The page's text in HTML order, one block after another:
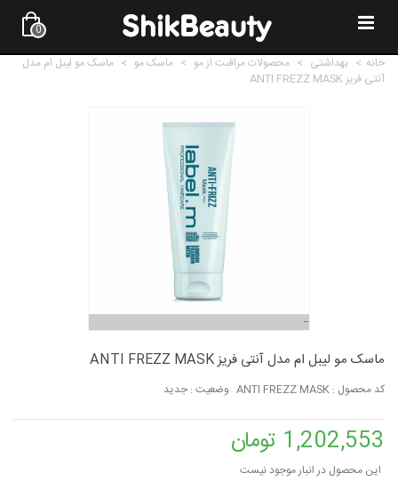
0
خانه > بهداشتی > محصولات مراقبت از مو > ماسک مو > ماسک مو لیبل ام مدل
آنتی فریز ANTI FREZZ MASK
ماسک مو لیبل ام مدل آنتی فریز ANTI FREZZ MASK
کد محصول : ANTI FREZZ MASK وضعیت : جدید
1,202,553 تومان
این محصول در انبار موجود نیست